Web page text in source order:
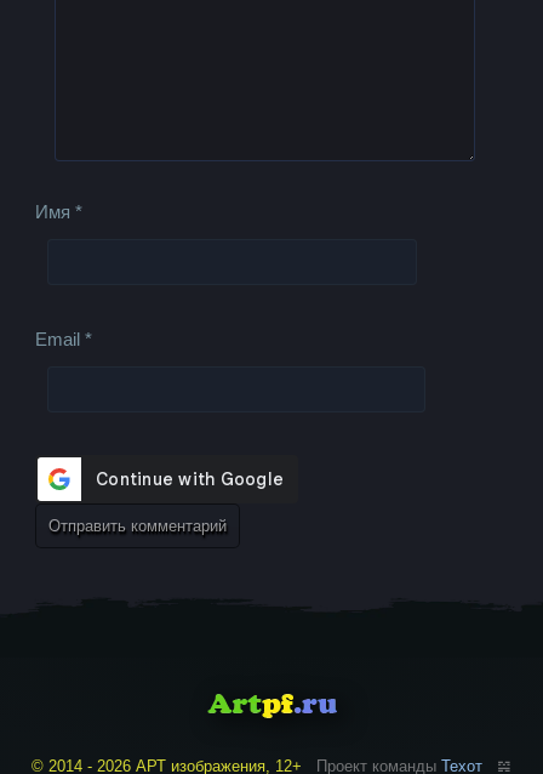
Имя*
Email*
© 2014 - 2026 АРТ изображения, 12+ Проект команды Техот 𝌴